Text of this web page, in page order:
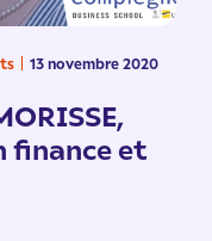
13 novembre 2020
finance et